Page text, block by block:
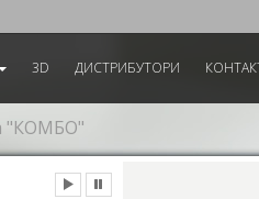
3D ДИСТРИБУТОРИ
"КОМБО"